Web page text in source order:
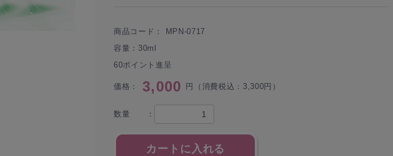
商品コード：
MPN-0717
容量：30ml
60ポイント進呈
価格： 3,000 円（消費税込：3,300円）
数量 ：
カートに入れる